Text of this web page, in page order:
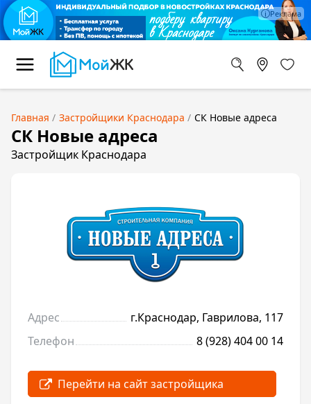
Главная Застройщики Краснодара СК Новые адреса
СК Новые адреса
Застройщик Краснодара
Адрес
г.Краснодар, Гаврилова, 117
Телефон
8 (928) 404 00 14